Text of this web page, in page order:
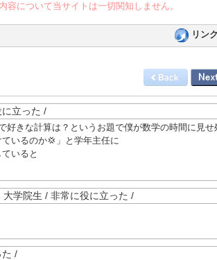
について当サイトは一切関知しません。
リン
立った /
好きな計算は？というお題で僕が数学の時間に見せ
いるのか💢」と学年主任に
いると
学院生 / 非常に役に立った /
/